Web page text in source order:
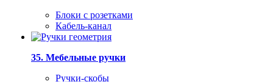
Блоки с розетками
Кабель-канал
35. Мебельные ручки
Ручки-скобы